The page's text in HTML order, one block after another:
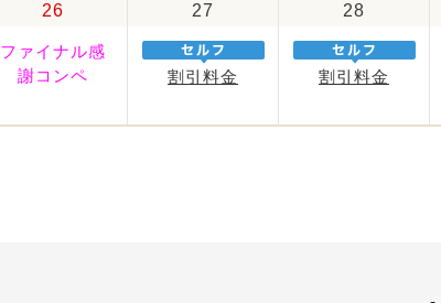
26
ファイナル感
謝コンペ
27
割引料金
28
割引料金